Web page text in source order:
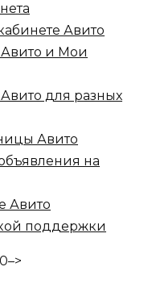
Авито
и Мои
для разных
Авито
на
Авито
поддержки